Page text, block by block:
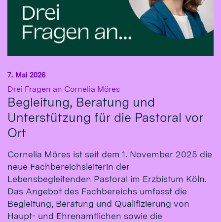
Drei Fragen an Cornelia Möres:
Begleitung, Beratung und
Unterstützung für die Pastoral vor
Ort
7. Mai 2026
Cornelia Möres ist seit dem 1. November 2025 die
neue Fachbereichsleiterin der
Lebensbegleitenden Pastoral im Erzbistum Köln.
Das Angebot des Fachbereichs umfasst die
Begleitung, Beratung und Qualifizierung von
Haupt- und Ehrenamtlichen sowie die